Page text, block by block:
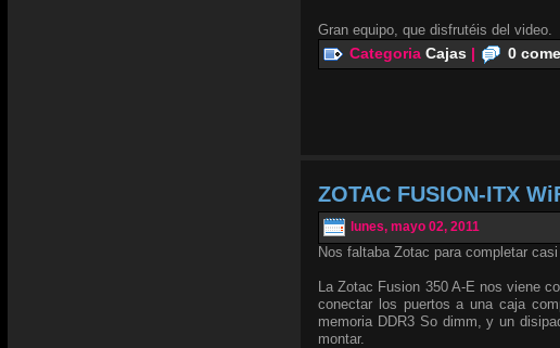
Gran equipo, que disfrutéis del video.
Categoria Cajas | 0
ZOTAC FUSION-ITX
lunes, mayo 02, 2011
Nos faltaba Zotac para completar
La Zotac Fusion 350 A-E nos viene
conectar los puertos a una caja
memoria DDR3 So dimm, y un
montar.